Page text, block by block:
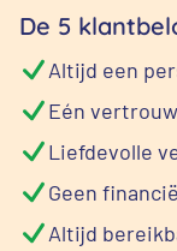
De 5
Altijd een
Eén
Liefdevolle
Geen
Altijd